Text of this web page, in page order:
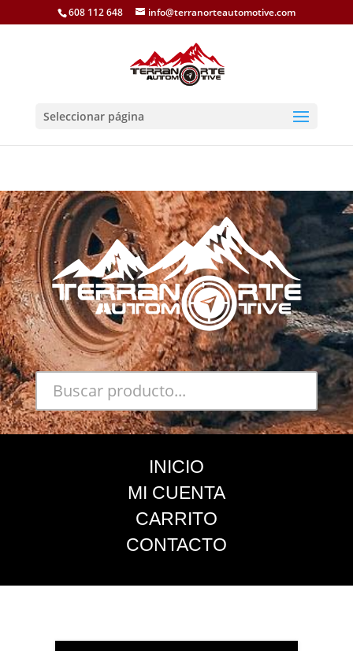
608 112 648 info@terranorteautomotive.com
Seleccionar página
INICIO
MI CUENTA
CARRITO
CONTACTO